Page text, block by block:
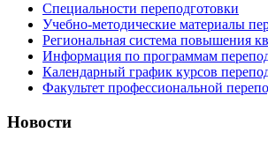
Специальности переподготовки
Учебно-методические материалы
Региональная система повышения
Информация по программам
Календарный график курсов
Факультет профессиональной
Новости